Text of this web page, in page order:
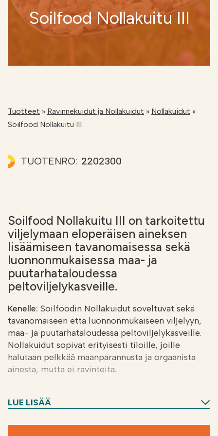
FI Etsi
Soilfood Nollakuitu III
Tuotteet » Ravinnekuidut ja Nollakuidut » Nollakuidut »
Soilfood Nollakuitu III
TUOTENRO: 2202300
Soilfood Nollakuitu III on tarkoitettu
viljelymaan eloperäisen aineksen
lisäämiseen tavanomaisessa sekä
luonnonmukaisessa maa- ja
puutarhataloudessa
peltoviljelykasveille.
Kenelle: Soilfoodin Nollakuidut soveltuvat sekä
tavanomaiseen että luonnonmukaiseen viljelyyn,
maa- ja puutarhataloudessa peltoviljelykasveille.
Nollakuidut sopivat erityisesti tiloille, joille
halutaan pelkkää maanparannusta ja orgaanista
ainesta, mutta ei ravinteita.
Hyödyt: Tuote sisältää runsaasti kalsiumia, mikä
auttaa pH:n ylläpidossa.
LUE LISÄÄ